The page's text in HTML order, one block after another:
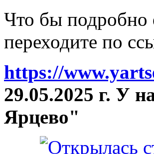
Что бы подробно
переходите по
https://
29.05.2025 г. У
Ярцево"